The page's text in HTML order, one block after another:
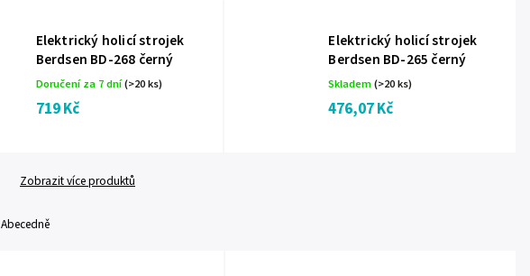
Elektrický holicí strojek
Berdsen BD-268 černý
Doručení za 7 dní(>20 ks)
719 Kč
Elektrický holicí strojek
Berdsen BD-265 černý
Skladem(>20 ks)
476,07 Kč
Zobrazit více produktů
Abecedně